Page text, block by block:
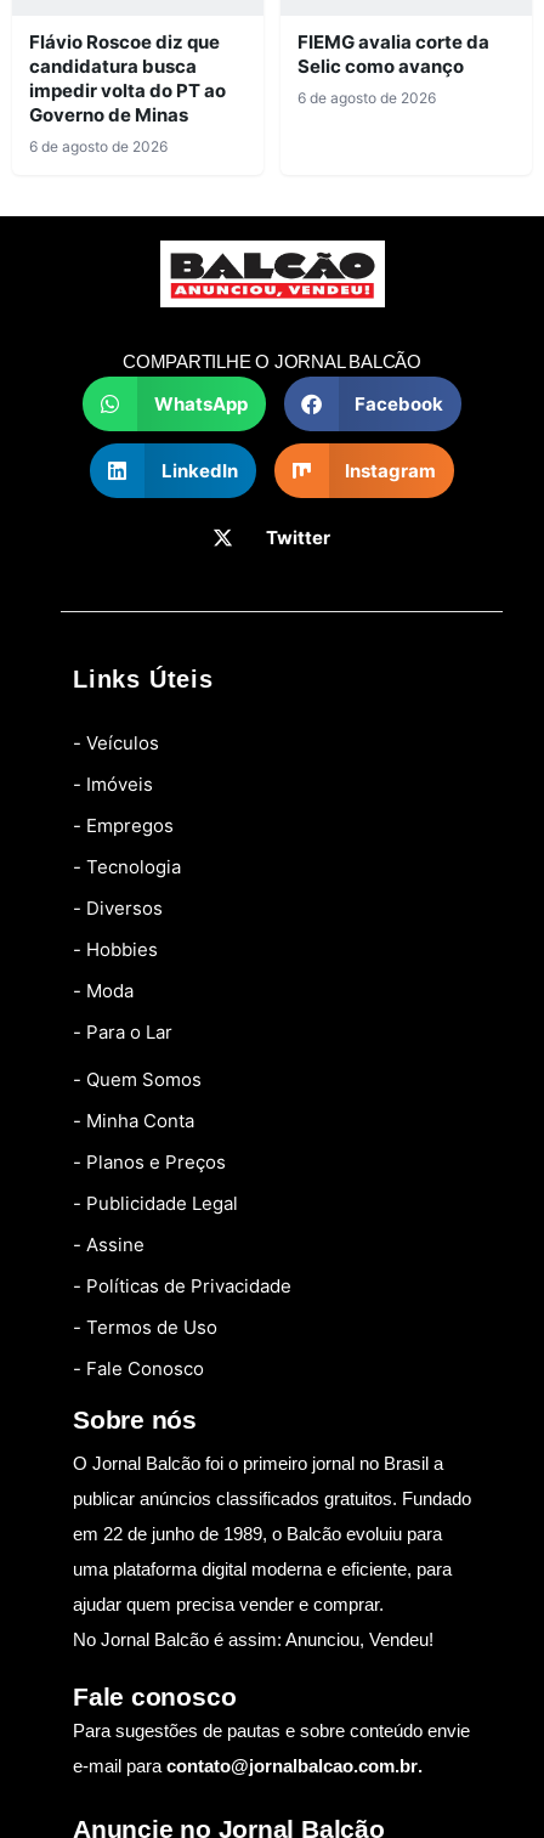
Flávio Roscoe diz que
candidatura busca
impedir volta do PT ao
Governo de Minas
6 de agosto de 2026
FIEMG avalia corte da
Selic como avanço
6 de agosto de 2026
COMPARTILHE O JORNAL BALCÃO
WhatsApp Facebook
LinkedIn Instagram
Twitter
Links Úteis
- Veículos
- Imóveis
- Empregos
- Tecnologia
- Diversos
- Hobbies
- Moda
- Para o Lar
- Quem Somos
- Minha Conta
- Planos e Preços
- Publicidade Legal
- Assine
- Políticas de Privacidade
- Termos de Uso
- Fale Conosco
Sobre nós
O Jornal Balcão foi o primeiro jornal no Brasil a
publicar anúncios classificados gratuitos. Fundado
em 22 de junho de 1989, o Balcão evoluiu para
uma plataforma digital moderna e eficiente, para
ajudar quem precisa vender e comprar.
No Jornal Balcão é assim: Anunciou, Vendeu!
Fale conosco
Para sugestões de pautas e sobre conteúdo envie
e-mail para contato@jornalbalcao.com.br.
Anuncie no Jornal Balcão